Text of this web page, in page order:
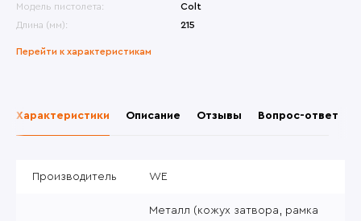
Модель пистолета:
Colt
Длина (мм):
215
Перейти к характеристикам
Характеристики Описание Отзывы Вопрос-ответ
Производитель WE
Металл (кожух затвора, рамка